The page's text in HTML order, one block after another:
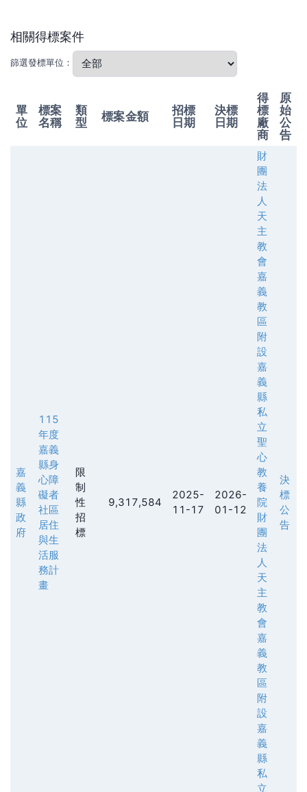
相關得標案件
篩選發標單位：
單
位
標案
名稱
類
型
標案金額
招標
日期
決標
日期
得
標
廠
商
原
始
公
告
嘉
義
縣
政
府
115
年度
嘉義
縣身
心障
礙者
社區
居住
與生
活服
務計
畫
限
制
性
招
標
9,317,584
2025-
11-17
2026-
01-12
財
團
法
人
天
主
教
會
嘉
義
教
區
附
設
嘉
義
縣
私
立
聖
心
教
養
院
財
團
法
人
天
主
教
會
嘉
義
教
區
附
設
嘉
義
縣
私
立
決
標
公
告